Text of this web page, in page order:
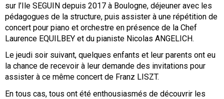
sur l’Ile SEGUIN depuis 2017 à Boulogne, déjeuner avec les
pédagogues de la structure, puis assister à une répétition de
concert pour piano et orchestre en présence de la Chef
Laurence EQUILBEY et du pianiste Nicolas ANGELICH.
Le jeudi soir suivant, quelques enfants et leur parents ont eu
la chance de recevoir à leur demande des invitations pour
assister à ce même concert de Franz LISZT.
En tous cas, tous ont été enthousiasmés de découvrir les